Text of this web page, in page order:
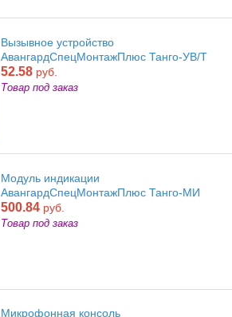
Вызывное устройство
АвангардСпецМонтажПлюс Танго-УВ/Т
52.58 руб.
Товар под заказ
Модуль индикации
АвангардСпецМонтажПлюс Танго-МИ
500.84 руб.
Товар под заказ
Микрофонная консоль